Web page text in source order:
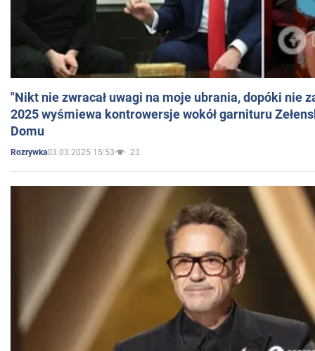
"Nikt nie zwracał uwagi na moje ubrania, dopóki nie
2025 wyśmiewa kontrowersje wokół garnituru
Domu
Rozrywka03.03.2025 15:53 23